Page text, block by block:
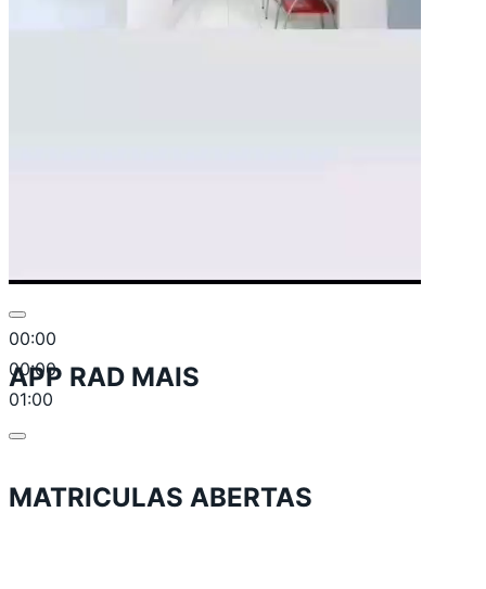
00:00
00:00
01:00
APP RAD MAIS
MATRICULAS ABERTAS